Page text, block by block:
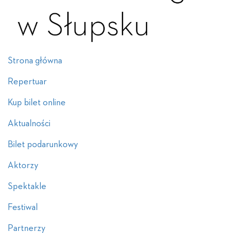
Strona główna
Repertuar
Kup bilet online
Aktualności
Bilet podarunkowy
Aktorzy
Spektakle
Festiwal
Partnerzy